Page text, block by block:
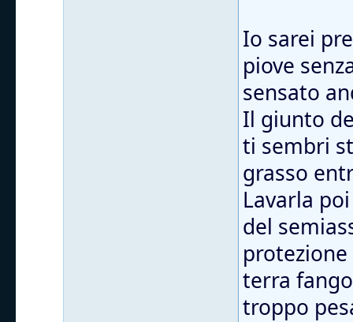
Io sarei
piove
sensato
Il giunto
ti sembri
grasso
Lavarla
del
terra
troppo